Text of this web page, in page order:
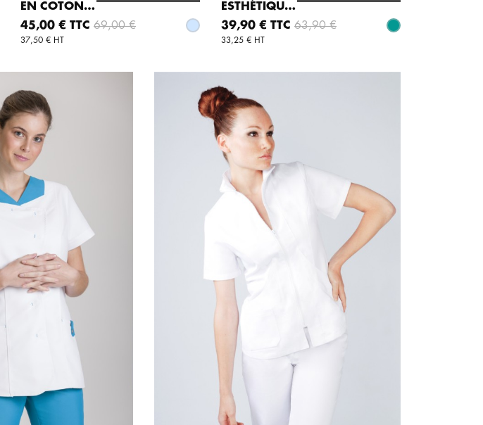
AJOUTER AU PANIER
EN COTON
STRETCH
BLEU CIEL
CARLA
Prix
45,00 € TTC Prix de base
69,00 €
37,50 € HT
Ciel
AJOUTER AU PANIER
ESTHÉTIQUE
VERT EN
COTON
STRETCH
Prix
39,90 € TTC Prix de base
63,90 €
33,25 € HT
Vert mint